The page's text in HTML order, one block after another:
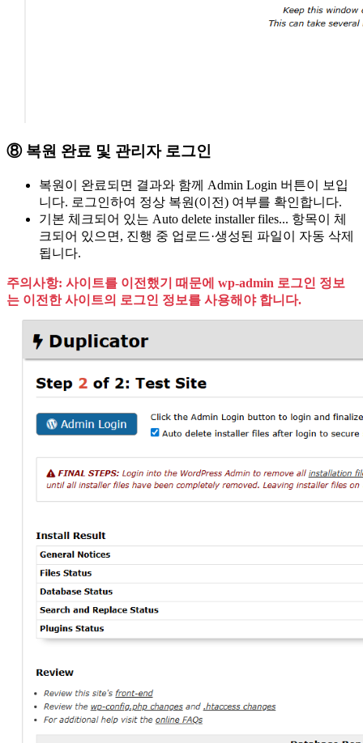
⑧ 복원 완료 및 관리자 로그인
복원이 완료되면 결과와 함께 Admin Login 버튼이 보입
니다. 로그인하여 정상 복원(이전) 여부를 확인합니다.
기본 체크되어 있는 Auto delete installer files... 항목이 체
크되어 있으면, 진행 중 업로드·생성된 파일이 자동 삭제
됩니다.
주의사항: 사이트를 이전했기 때문에 wp-admin 로그인 정보
는 이전한 사이트의 로그인 정보를 사용해야 합니다.